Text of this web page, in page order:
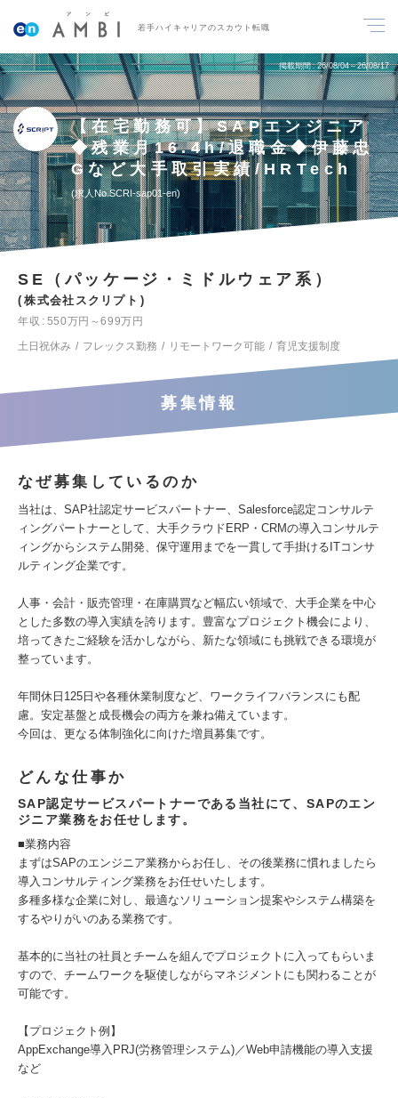
若手ハイキャリアのスカウト転職
掲載期間 26/08/04～26/08/17
【在宅勤務可】SAPエンジニア
◆残業月16.4h/退職金◆伊藤忠
Gなど大手取引実績/HRTech
求人No.SCRI-sap01-en
SE（パッケージ・ミドルウェア系）
株式会社スクリプト
年収
550万円～699万円
土日祝休み
フレックス勤務 リモートワーク可能 育児支援制度
募集情報
なぜ募集しているのか
当社は、SAP社認定サービスパートナー、Salesforce認定コンサルテ
ィングパートナーとして、大手クラウドERP・CRMの導入コンサルテ
ィングからシステム開発、保守運用までを一貫して手掛けるITコンサ
ルティング企業です。
人事・会計・販売管理・在庫購買など幅広い領域で、大手企業を中心
とした多数の導入実績を誇ります。豊富なプロジェクト機会により、
培ってきたご経験を活かしながら、新たな領域にも挑戦できる環境が
整っています。
年間休日125日や各種休業制度など、ワークライフバランスにも配
慮。安定基盤と成長機会の両方を兼ね備えています。
今回は、更なる体制強化に向けた増員募集です。
どんな仕事か
SAP認定サービスパートナーである当社にて、SAPのエン
ジニア業務をお任せします。
■業務内容
まずはSAPのエンジニア業務からお任し、その後業務に慣れましたら
導入コンサルティング業務をお任せいたします。
多種多様な企業に対し、最適なソリューション提案やシステム構築を
するやりがいのある業務です。
基本的に当社の社員とチームを組んでプロジェクトに入ってもらいま
すので、チームワークを駆使しながらマネジメントにも関わることが
可能です。
【プロジェクト例】
AppExchange導入PRJ(労務管理システム)／Web申請機能の導入支援
など